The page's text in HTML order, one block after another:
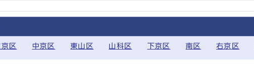
区 中京区 東山区 山科区 下京区 南区 右京区